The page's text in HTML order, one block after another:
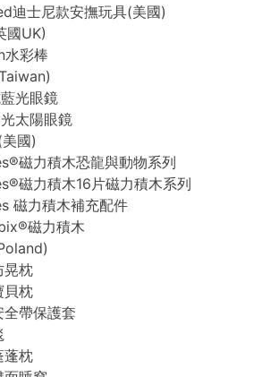
迪士尼款安撫玩具(美國)
國UK)
彩棒
光眼鏡
太陽眼鏡
國)
磁力積木恐龍與動物系列
磁力積木16片磁力積木系列
磁力積木補充配件
磁力積木
晃枕
貝枕
帶保護套
蓬枕